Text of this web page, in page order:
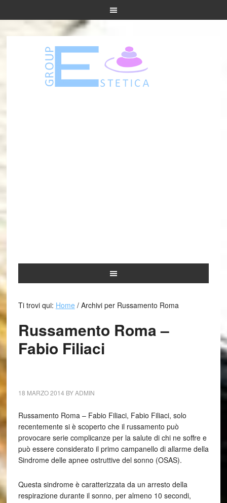
Ti trovi qui: Home /Archivi per Russamento Roma
Russamento Roma –
Fabio Filiaci
18 MARZO 2014 BYADMIN
Russamento Roma – Fabio Filiaci, Fabio Filiaci, solo
recentemente si è scoperto che il russamento può
provocare serie complicanze per la salute di chi ne soffre e
può essere considerato il primo campanello di allarme della
Sindrome delle apnee ostruttive del sonno (OSAS).
Questa sindrome è caratterizzata da un arresto della
respirazione durante il sonno, per almeno 10 secondi,